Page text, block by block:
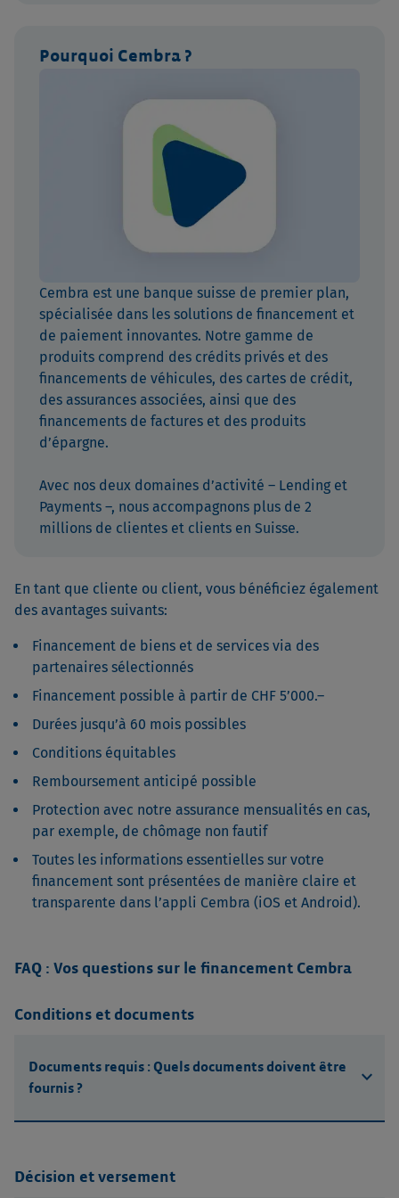
Pourquoi Cembra ?
Cembra est une banque suisse de premier plan,
spécialisée dans les solutions de financement et
de paiement innovantes. Notre gamme de
produits comprend des crédits privés et des
financements de véhicules, des cartes de crédit,
des assurances associées, ainsi que des
financements de factures et des produits
d’épargne.
Avec nos deux domaines d’activité – Lending et
Payments –, nous accompagnons plus de 2
millions de clientes et clients en Suisse.
En tant que cliente ou client, vous bénéficiez également
des avantages suivants:
Financement de biens et de services via des
partenaires sélectionnés
Financement possible à partir de CHF 5’000.–
Durées jusqu’à 60 mois possibles
Conditions équitables
Remboursement anticipé possible
Protection avec notre assurance mensualités en cas,
par exemple, de chômage non fautif
Toutes les informations essentielles sur votre
financement sont présentées de manière claire et
transparente dans l’appli Cembra (iOS et Android).
FAQ : Vos questions sur le financement Cembra
Conditions et documents
Documents requis : Quels documents doivent être
fournis ?
expand_more
Décision et versement